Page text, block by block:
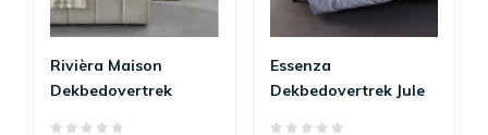
Rivièra Maison
Dekbedovertrek
Essenza
Dekbedovertrek Jule